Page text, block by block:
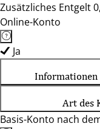
Zusätzliches Entgelt
Online-Konto
Ja
Art des
Basis-Konto nach